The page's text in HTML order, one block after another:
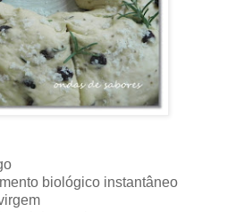
biológico instantâneo